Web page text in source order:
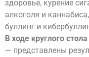
здоровье, курение
алкоголя и
буллинг и
В ходе круглого
— представлены